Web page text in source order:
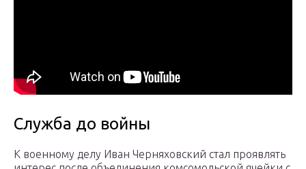
Служба до войны
К военному делу Иван Черняховский стал проявлять